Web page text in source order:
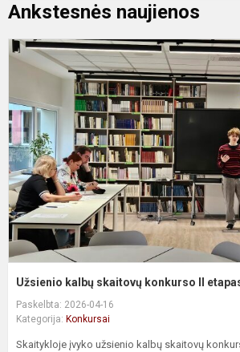
Ankstesnės naujienos
Užsienio kalbų skaitovų konkurso II
Paskelbta: 2026-04-16
Kategorija: Konkursai
Skaitykloje įvyko užsienio kalbų skaitovų